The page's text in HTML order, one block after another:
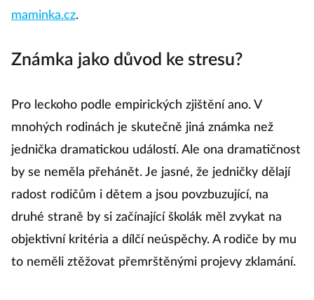
maminka.cz.
Známka jako důvod ke stresu?
Pro leckoho podle empirických zjištění ano. V
mnohých rodinách je skutečně jiná známka než
jednička dramatickou událostí. Ale ona dramatičnost
by se neměla přehánět. Je jasné, že jedničky dělají
radost rodičům i dětem a jsou povzbuzující, na
druhé straně by si začínající školák měl zvykat na
objektivní kritéria a dílčí neúspěchy. A rodiče by mu
to neměli ztěžovat přemrštěnými projevy zklamání.